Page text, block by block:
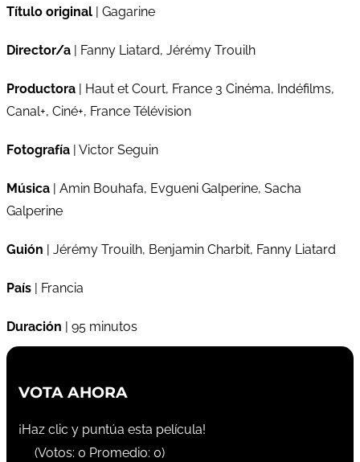
Título original | Gagarine
Director/a | Fanny Liatard, Jérémy Trouilh
Productora | Haut et Court, France 3 Cinéma, Indéfilms,
Canal+, Ciné+, France Télévision
Fotografía | Victor Seguin
Música | Amin Bouhafa, Evgueni Galperine, Sacha
Galperine
Guión | Jérémy Trouilh, Benjamin Charbit, Fanny Liatard
País | Francia
Duración | 95 minutos
VOTA AHORA
¡Haz clic y puntúa esta película!
(Votos: 0 Promedio: 0)